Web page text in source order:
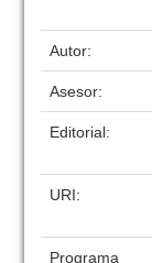
Autor:
Asesor:
Editorial:
URI:
Programa